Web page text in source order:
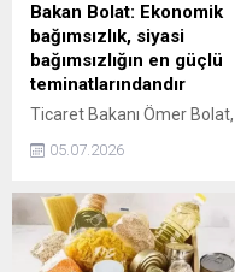
Bakan Bolat: Ekonomik
bağımsızlık, siyasi
bağımsızlığın en güçlü
teminatlarındandır
Ticaret Bakanı Ömer Bolat,
Ekonomik bağımsızlık, siyasi
bağımsızlığın en güçlü
anlayışla; yatırım, üretim,
istihdam ve ihracat odaklı
politikalarımızı kararlılıkla
05.07.2026